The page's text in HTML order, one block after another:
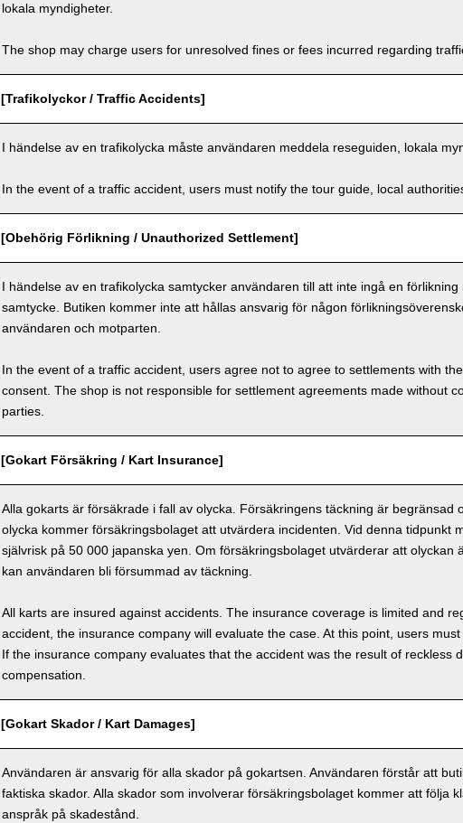
lokala myndigheter.
The shop may charge users for unresolved fines or fees incurred regarding
[Trafikolyckor / Traffic Accidents]
I händelse av en trafikolycka måste användaren meddela reseguiden, lokala
In the event of a traffic accident, users must notify the tour guide, local
[Obehörig Förlikning / Unauthorized Settlement]
I händelse av en trafikolycka samtycker användaren till att inte ingå en
samtycke. Butiken kommer inte att hållas ansvarig för någon
användaren och motparten.
In the event of a traffic accident, users agree not to agree to settlements with
consent. The shop is not responsible for settlement agreements made without
parties.
[Gokart Försäkring / Kart Insurance]
Alla gokarts är försäkrade i fall av olycka. Försäkringens täckning är begränsad
olycka kommer försäkringsbolaget att utvärdera incidenten. Vid denna tidpunkt
självrisk på 50 000 japanska yen. Om försäkringsbolaget utvärderar att olyckan
kan användaren bli försummad av täckning.
All karts are insured against accidents. The insurance coverage is limited and
accident, the insurance company will evaluate the case. At this point, users
If the insurance company evaluates that the accident was the result of reckless
compensation.
[Gokart Skador / Kart Damages]
Användaren är ansvarig för alla skador på gokartsen. Användaren förstår att
faktiska skador. Alla skador som involverar försäkringsbolaget kommer att följa
anspråk på skadestånd.